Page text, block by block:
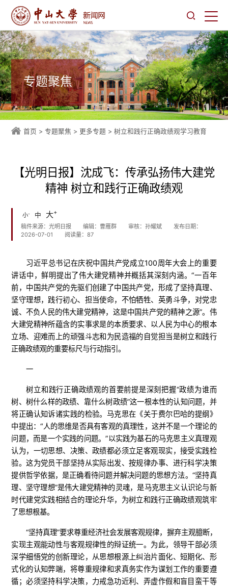
专题聚焦
首页 >专题聚焦 >更多专题 >树立和践行正确政绩观学习教育
【光明日报】沈成飞：传承弘扬伟大建党
精神 树立和践行正确政绩观
小- 中 大+
稿件来源：光明日报
编辑：曹雁群 审核：孙耀斌
发布日期：
2026-07-01
阅读量：87
习近平总书记在庆祝中国共产党成立100周年大会上的重要
讲话中，鲜明提出了伟大建党精神并概括其深刻内涵。“一百年
前，中国共产党的先驱们创建了中国共产党，形成了坚持真理、
坚守理想，践行初心、担当使命，不怕牺牲、英勇斗争，对党忠
诚、不负人民的伟大建党精神，这是中国共产党的精神之源”。伟
大建党精神所蕴含的实事求是的本质要求、以人民为中心的根本
立场、迎难而上的顽强斗志和为民造福的自觉担当是树立和践行
正确政绩观的重要标尺与行动指引。
一
树立和践行正确政绩观的首要前提是深刻把握“政绩为谁而
树、树什么样的政绩、靠什么树政绩”这一根本性的认知问题，并
将正确认知诉诸实践的检验。马克思在《关于费尔巴哈的提纲》
中提出：“人的思维是否具有客观的真理性，这并不是一个理论的
问题，而是一个实践的问题。”以实践为基石的马克思主义真理观
认为，一切思想、决策、政绩都必须立足客观现实，接受实践检
验。这为党员干部坚持从实际出发、按规律办事、进行科学决策
提供哲学依据，是正确看待问题并解决问题的思想方法。“坚持真
理、坚守理想”是伟大建党精神的灵魂，是马克思主义认识论与新
时代建党实践相结合的理论升华，为树立和践行正确政绩观筑牢
了思想根基。
“坚持真理”要求尊重经济社会发展客观规律，摒弃主观臆断，
实现主观能动性与客观规律性的辩证统一。为此，领导干部必须
深学细悟党的创新理论，从思想根源上纠治片面化、短期化、形
式化的认知弊端，将尊重规律和求真务实作为谋划工作的重要遵
循；必须坚持科学决策，力戒急功近利、弄虚作假和盲目蛮干等